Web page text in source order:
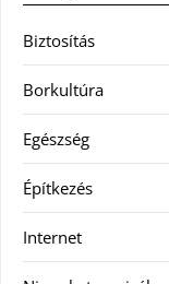
Biztosítás
Borkultúra
Egészség
Építkezés
Internet